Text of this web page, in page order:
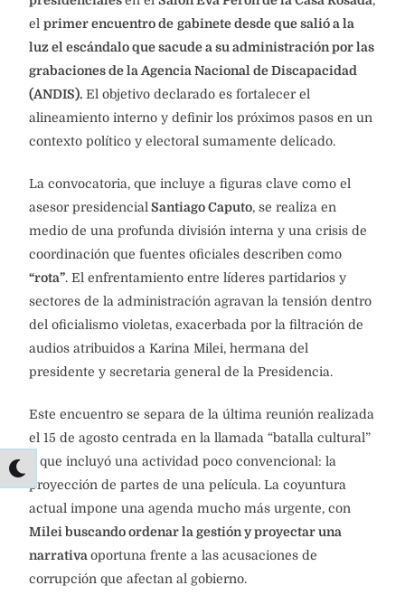
el primer encuentro de gabinete desde que salió a la
luz el escándalo que sacude a su administración por las
grabaciones de la Agencia Nacional de Discapacidad
(ANDIS). El objetivo declarado es fortalecer el
alineamiento interno y definir los próximos pasos en un
contexto político y electoral sumamente delicado.
La convocatoria, que incluye a figuras clave como el
asesor presidencialSantiago Caputo, se realiza en
medio de una profunda división interna y una crisis de
coordinación que fuentes oficiales describen como
“rota”. El enfrentamiento entre líderes partidarios y
sectores de la administración agravan la tensión dentro
del oficialismo violetas, exacerbada por la filtración de
audios atribuidos a Karina Milei, hermana del
presidente y secretaria general de la Presidencia.
Este encuentro se separa de la última reunión realizada
el 15 de agosto centrada en la llamada “batalla cultural”
y que incluyó una actividad poco convencional: la
proyección de partes de una película. La coyuntura
actual impone una agenda mucho más urgente, con
Milei buscando ordenar la gestión y proyectar una
narrativaoportuna frente a las acusaciones de
corrupción que afectan al gobierno.